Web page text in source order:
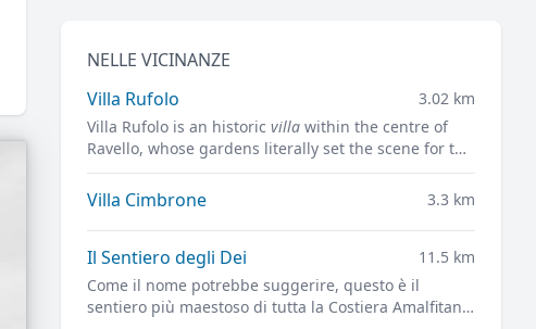
NELLE VICINANZE
Villa Rufolo
3.02 km
Villa Rufolo is an historic villawithin the centre of
Ravello, whose gardens literally set the scene for the
famous open-air Ravello Festival concerts
overlooking the Mediterranean.
Villa Cimbrone 3.3 km
Il Sentiero degli Dei
11.5 km
Come il nome potrebbe suggerire, questo è il
sentiero più maestoso di tutta la Costiera Amalfitana,